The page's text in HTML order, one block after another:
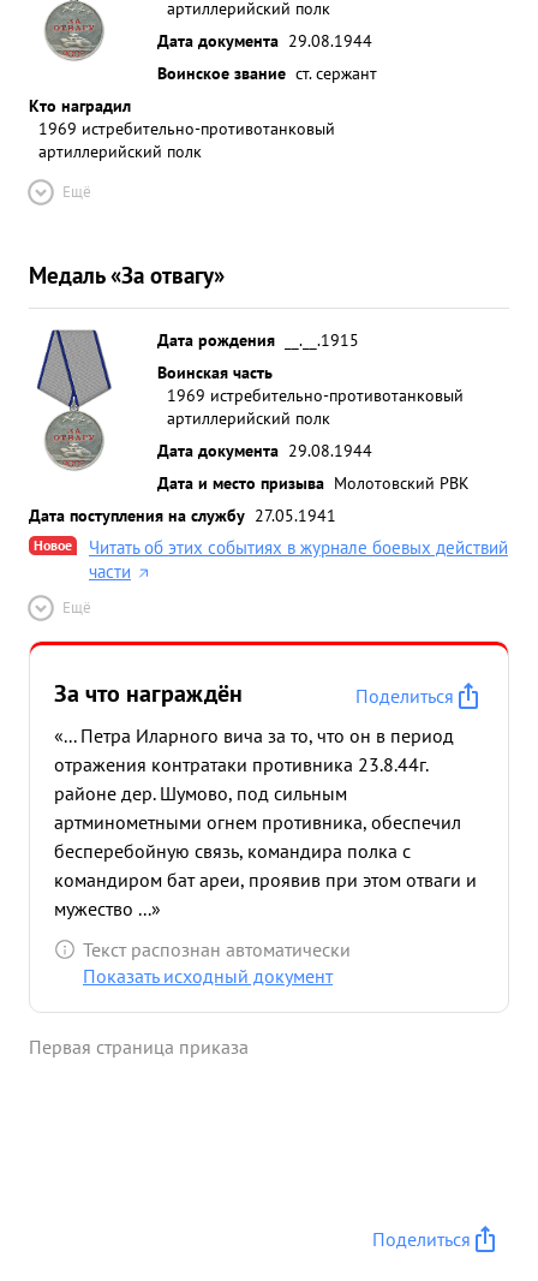
артиллерийский полк
Дата документа 29.08.1944
Воинское звание ст. сержант
Кто наградил
1969 истребительно-противотанковый
артиллерийский полк
Ещё
Медаль «За отвагу»
Дата рождения
__.__.1915
Воинская часть
1969 истребительно-противотанковый
артиллерийский полк
Дата документа 29.08.1944
Дата и место призыва Молотовский РВК
Дата поступления на службу 27.05.1941
Новое
Читать об этих событиях в журнале боевых действий
части
Ещё
За что награждён
Поделиться
«... Петра Иларного вича за то, что он в период
отражения контратаки противника 23.8.44г.
районе дер. Шумово, под сильным
артминометными огнем противника, обеспечил
бесперебойную связь, командира полка с
командиром бат ареи, проявив при этом отваги и
мужество ...»
Текст распознан автоматически
Показать исходный документ
Первая страница приказа
Поделиться